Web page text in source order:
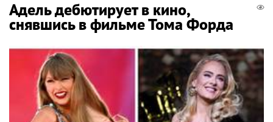
Адель дебютирует в кино,
снявшись в фильме Тома Форда